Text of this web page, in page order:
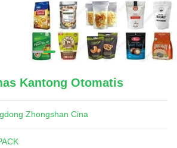
Kantong Otomatis
Zhongshan Cina